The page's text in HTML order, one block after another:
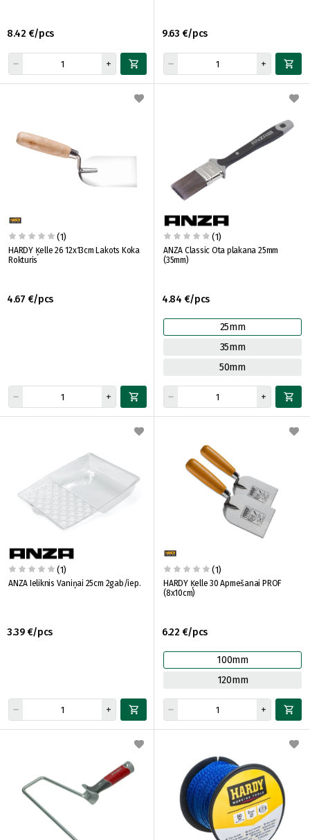
8.42 €/pcs 9.63 €/pcs
(1)
HARDY Ķelle 26 12x13cm Lakots Koka
Rokturis
4.67 €/pcs
(1)
ANZA Classic Ota plakana 25mm
(35mm)
4.84 €/pcs
25mm
35mm
50mm
(1)
ANZA Ieliknis Vaniņai 25cm 2gab/iep.
3.39 €/pcs
(1)
HARDY Ķelle 30 Apmešanai PROF
(8x10cm)
6.22 €/pcs
100mm
120mm